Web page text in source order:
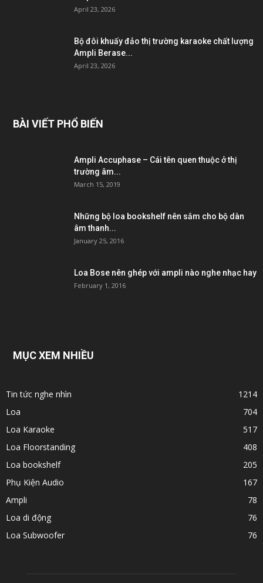
April 23, 2026
Bộ đôi khuấy đảo thị trường karaoke chất lượng
Ampli Berase...
April 23, 2026
BÀI VIẾT PHỔ BIẾN
Ampli Accuphase – Cái tên quen thuộc ở thị
trường âm...
March 15, 2019
Những bộ loa bookshelf nên sắm cho bộ dàn
âm thanh...
January 25, 2016
Loa Bose nên ghép với ampli nào nghe nhạc hay
February 1, 2016
MỤC XEM NHIỀU
Tin tức nghe nhìn
1214
Loa
704
Loa Karaoke
517
Loa Floorstanding
408
Loa bookshelf
205
Phụ Kiện Audio
167
Ampli
78
Loa di động
76
Loa Subwoofer
76